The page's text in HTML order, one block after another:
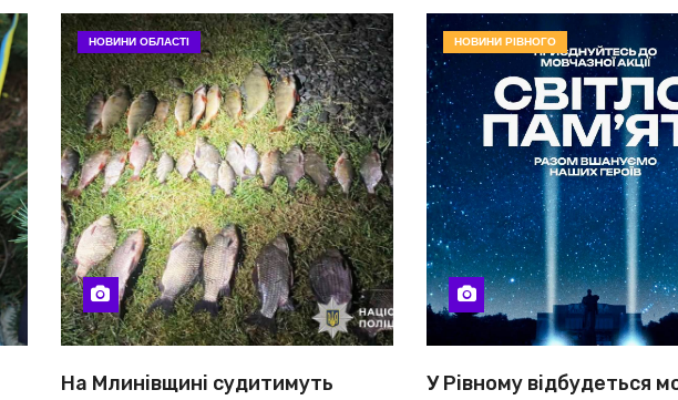
НОВИНИ ОБЛАСТІ
На Млинівщині судитимуть
НОВИНИ РІВНОГО
У Рівному відбудеться